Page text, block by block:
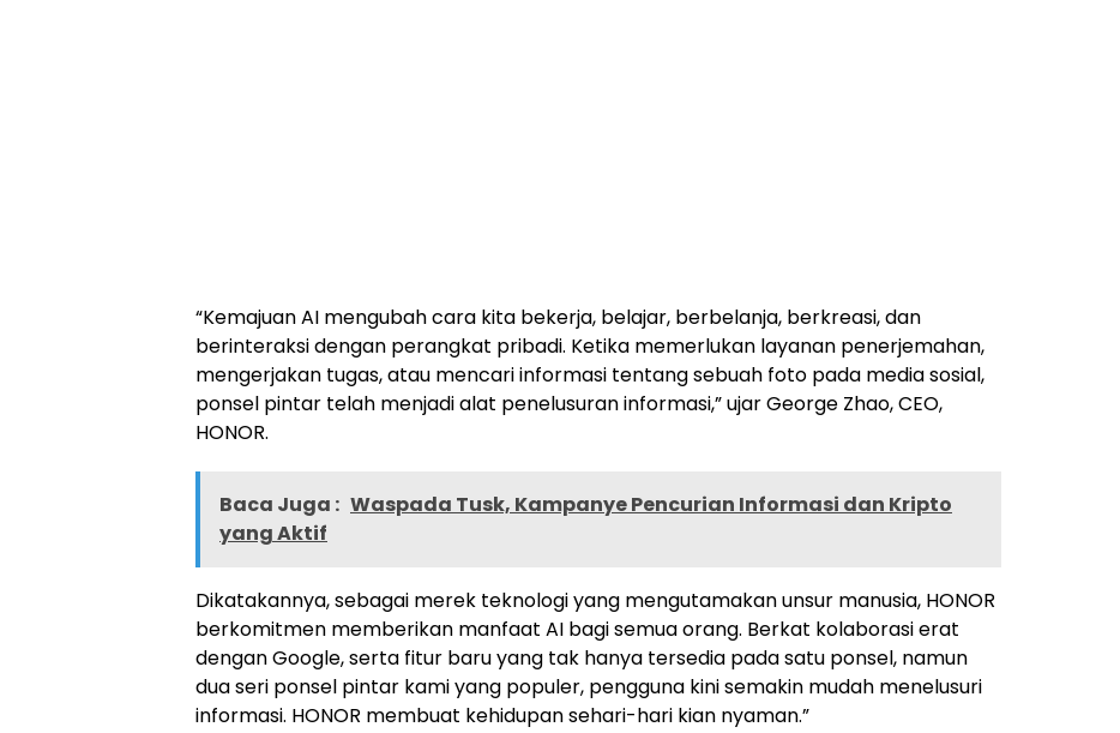
“Kemajuan AI mengubah cara kita bekerja, belajar, berbelanja, berkreasi, dan
berinteraksi dengan perangkat pribadi. Ketika memerlukan layanan penerjemahan,
mengerjakan tugas, atau mencari informasi tentang sebuah foto pada media sosial,
ponsel pintar telah menjadi alat penelusuran informasi,” ujar George Zhao, CEO,
HONOR.
Baca Juga : Waspada Tusk, Kampanye Pencurian Informasi dan Kripto
yang Aktif
Dikatakannya, sebagai merek teknologi yang mengutamakan unsur manusia, HONOR
berkomitmen memberikan manfaat AI bagi semua orang. Berkat kolaborasi erat
dengan Google, serta fitur baru yang tak hanya tersedia pada satu ponsel, namun
dua seri ponsel pintar kami yang populer, pengguna kini semakin mudah menelusuri
informasi. HONOR membuat kehidupan sehari-hari kian nyaman.”